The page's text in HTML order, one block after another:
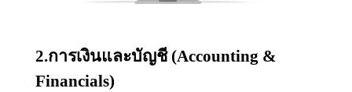
2.การเงินและบัญชี (Accounting &
Financials)